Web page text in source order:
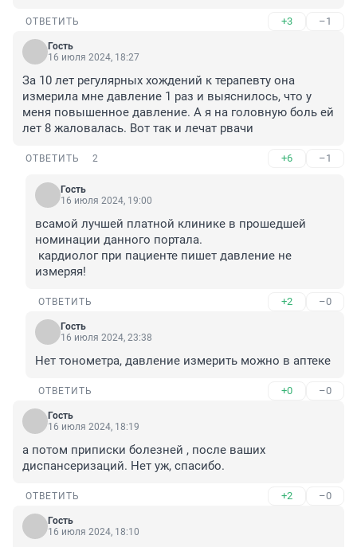
ОТВЕТИТЬ +3 –1
Гость
16 июля 2024, 18:27
За 10 лет регулярных хождений к терапевту она
измерила мне давление 1 раз и выяснилось, что у
меня повышенное давление. А я на головную боль ей
лет 8 жаловалась. Вот так и лечат рвачи
ОТВЕТИТЬ 2 +6 –1
Гость
16 июля 2024, 19:00
всамой лучшей платной клинике в прошедшей
номинации данного портала.
кардиолог при пациенте пишет давление не
измеряя!
ОТВЕТИТЬ +2 –0
Гость
16 июля 2024, 23:38
Нет тонометра, давление измерить можно в аптеке
ОТВЕТИТЬ +0 –0
Гость
16 июля 2024, 18:19
а потом приписки болезней , после ваших
диспансеризаций. Нет уж, спасибо.
ОТВЕТИТЬ +2 –0
Гость
16 июля 2024, 18:10